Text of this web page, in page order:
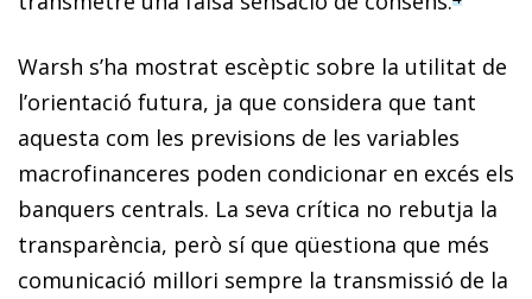
Warsh s’ha mostrat escèptic sobre la utilitat de
l’orientació futura, ja que considera que tant
aquesta com les previsions de les variables
macrofinanceres poden condicionar en excés els
banquers centrals. La seva crítica no rebutja la
transparència, però sí que qüestiona que més
comunicació millori sempre la transmissió de la